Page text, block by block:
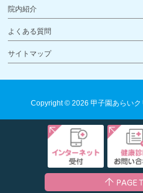
院内紹介
よくある質問
サイトマップ
Copyright © 2026甲子園あらいク